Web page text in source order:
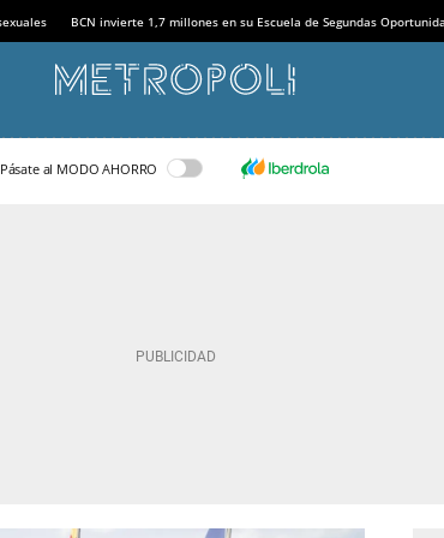
BCN invierte 1,7 millones en su Escuela de Segundas
Pásate al MODO AHORRO